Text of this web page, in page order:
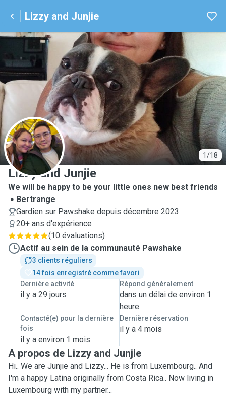
Lizzy and Junjie
1/18
L
Lizzy and Junjie
We will be happy to be your little ones new best friends
Bertrange
Gardien sur Pawshake depuis décembre 2023
20+ ans d'expérience
(10 évaluations)
Actif au sein de la communauté Pawshake
3 clients réguliers
14 fois enregistré comme favori
Dernière activité
il y a 29 jours
Répond généralement
dans un délai de environ 1
heure
Contacté(e) pour la dernière
fois
il y a environ 1 mois
Dernière réservation
il y a 4 mois
A propos de Lizzy and Junjie
Hi.. We are Junjie and Lizzy... He is from Luxembourg.. And
I'm a happy Latina originally from Costa Rica.. Now living in
Luxembourg with my partner...